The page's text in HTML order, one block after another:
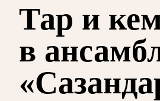
Тар и
в